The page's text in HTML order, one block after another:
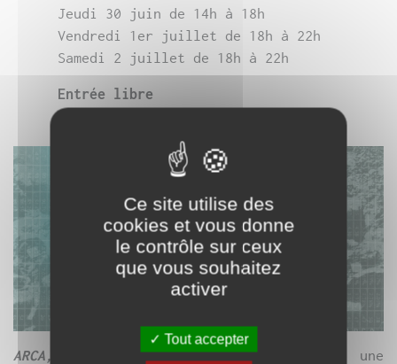
Jeudi 30 juin de 14h à 18h
Vendredi 1er juillet de 18h à 22h
Samedi 2 juillet de 18h à 22h
Entrée libre
ARCA, sono & slomo spatia
, est une
Ce site utilise des
cookies et vous donne
le contrôle sur ceux
que vous souhaitez
activer
Tout accepter